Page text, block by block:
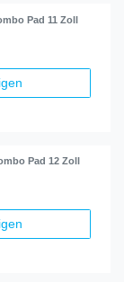
Pad 11 Zoll
Pad 12 Zoll